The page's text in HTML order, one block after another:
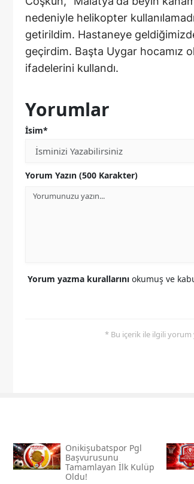
nedeniyle helikopter
getirildim. Hastaneye
geçirdim. Başta Uygar hocamız
ifadelerini kullandı.
Yorumlar
İsim*
Yorum Yazın (500 Karakter)
Yorum yazma kurallarını okumuş ve
* Bu içerik ile ilgili yorum
Onikişubatspor Pgl
Başvurusunu
Tamamlayan İlk Kulüp
Oldu!